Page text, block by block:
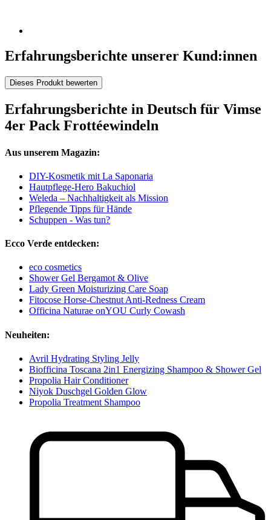
Erfahrungsberichte unserer Kund:innen
Dieses Produkt bewerten
Erfahrungsberichte in Deutsch für Vimse
4er Pack Frottéewindeln
Aus unserem Magazin:
DIY-Kosmetik mit La Saponaria
Hautpflege-Hero Bakuchiol
Weleda – Nachhaltigkeit als Mission
Pflegende Tipps für Hände
Schuppen - Was tun?
Ecco Verde entdecken:
eco cosmetics
Shower Gel Bergamot & Olive
Lady Green Moisturizing Care Soap
Fitocose Horse-Chestnut Anti-Redness Cream
Officina Naturae onYOU Curly Cowash
Neuheiten:
Avril Hydrating Styling Jelly
Biofficina Toscana 2in1 Energizing Shampoo & Shower Gel
Propolia Hair Conditioner
Niyok Duschgel Golden Glow
Propolia Treatment Shampoo